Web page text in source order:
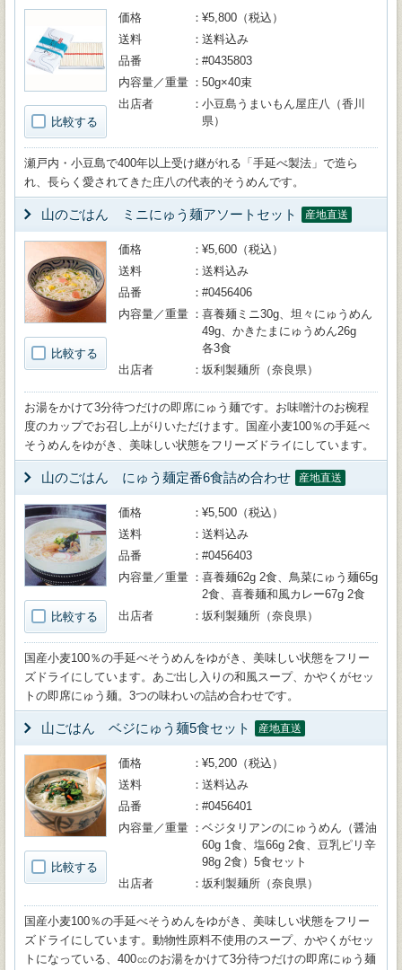
比較する
価格
¥5,800（税込）
送料
送料込み
品番
#0435803
内容量／重量
50g×40束
出店者
小豆島うまいもん屋庄八（香川
県）
瀬戸内・小豆島で400年以上受け継がれる「手延べ製法」で造ら
れ、長らく愛されてきた庄八の代表的そうめんです。
山のごはん ミニにゅう麺アソートセット 産地直送
比較する
価格
¥5,600（税込）
送料
送料込み
品番
#0456406
内容量／重量
喜養麺ミニ30g、坦々にゅうめん
49g、かきたまにゅうめん26g
各3食
出店者
坂利製麺所（奈良県）
お湯をかけて3分待つだけの即席にゅう麺です。お味噌汁のお椀程
度のカップでお召し上がりいただけます。国産小麦100％の手延べ
そうめんをゆがき、美味しい状態をフリーズドライにしています。
山のごはん にゅう麺定番6食詰め合わせ 産地直送
比較する
価格
¥5,500（税込）
送料
送料込み
品番
#0456403
内容量／重量
喜養麺62g 2食、鳥菜にゅう麺65g
2食、喜養麺和風カレー67g 2食
出店者
坂利製麺所（奈良県）
国産小麦100％の手延べそうめんをゆがき、美味しい状態をフリー
ズドライにしています。あご出し入りの和風スープ、かやくがセッ
トの即席にゅう麺。3つの味わいの詰め合わせです。
山ごはん ベジにゅう麺5食セット 産地直送
比較する
価格
¥5,200（税込）
送料
送料込み
品番
#0456401
内容量／重量
ベジタリアンのにゅうめん（醤油
60g 1食、塩66g 2食、豆乳ピリ辛
98g 2食）5食セット
出店者
坂利製麺所（奈良県）
国産小麦100％の手延べそうめんをゆがき、美味しい状態をフリー
ズドライにしています。動物性原料不使用のスープ、かやくがセッ
トになっている、400㏄のお湯をかけて3分待つだけの即席にゅう麺